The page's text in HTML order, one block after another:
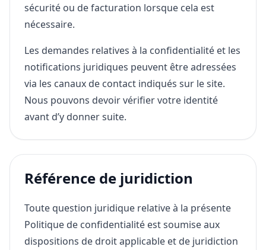
sécurité ou de facturation lorsque cela est
nécessaire.
Les demandes relatives à la confidentialité et les
notifications juridiques peuvent être adressées
via les canaux de contact indiqués sur le site.
Nous pouvons devoir vérifier votre identité
avant d’y donner suite.
Référence de juridiction
Toute question juridique relative à la présente
Politique de confidentialité est soumise aux
dispositions de droit applicable et de juridiction